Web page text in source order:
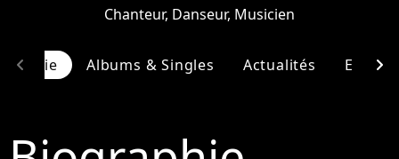
Chanteur, Danseur, Musicien
Albums & Singles Actualités
chevron_left chevron_right